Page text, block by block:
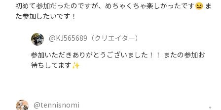
初めて参加だったのですが、めちゃくちゃ楽しかったです😆 ま
た参加したいです！
@KJ565689 （クリエイター）
参加いただきありがとうございました！！ またの参加お
待ちしてます✨
@tennisnomi